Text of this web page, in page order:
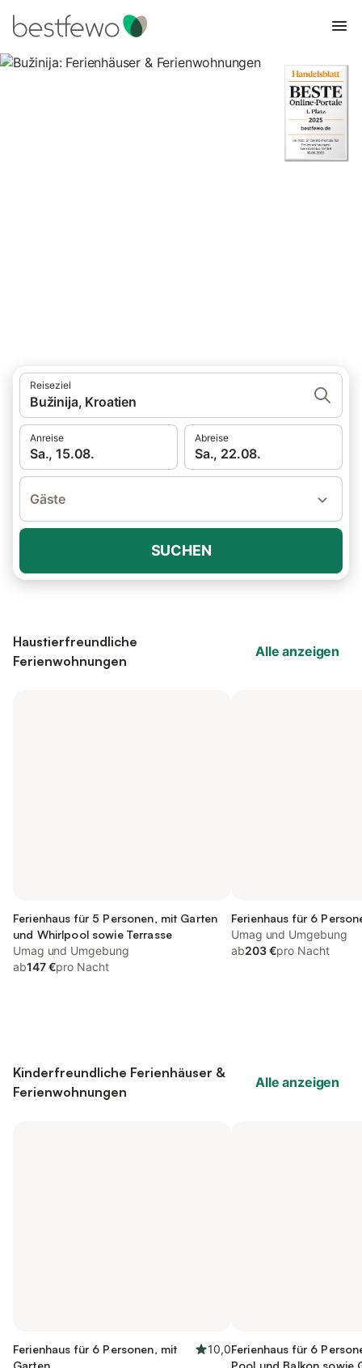
Reiseziel
Bužinija, Kroatien
Anreise
Sa., 15.08.
Abreise
Sa., 22.08.
Gäste
SUCHEN
Haustierfreundliche
Ferienwohnungen
Alle anzeigen
Ferienhaus für 5 Personen, mit Garten
und Whirlpool sowie Terrasse
Umag und Umgebung
ab147 €pro Nacht
Ferienhaus für 6
Umag und Umgebung
ab203 €pro Nacht
Kinderfreundliche Ferienhäuser &
Ferienwohnungen
Alle anzeigen
Ferienhaus für 6 Personen, mit
Garten
10,0Ferienhaus für 6
Pool und Balkon sowie